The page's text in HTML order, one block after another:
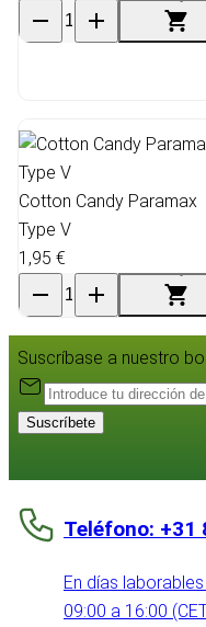
Cotton Candy Paramax
Type V
1,95 €
Suscríbase a nuestro
Suscríbete
Teléfono: +31
En días
09:00 a 16:00